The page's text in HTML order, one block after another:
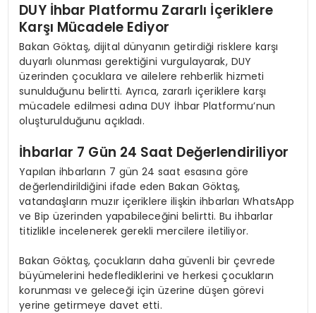
DUY İhbar Platformu Zararlı İçeriklere
Karşı Mücadele Ediyor
Bakan Göktaş, dijital dünyanın getirdiği risklere karşı
duyarlı olunması gerektiğini vurgulayarak, DUY
üzerinden çocuklara ve ailelere rehberlik hizmeti
sunulduğunu belirtti. Ayrıca, zararlı içeriklere karşı
mücadele edilmesi adına DUY İhbar Platformu’nun
oluşturulduğunu açıkladı.
İhbarlar 7 Gün 24 Saat Değerlendiriliyor
Yapılan ihbarların 7 gün 24 saat esasına göre
değerlendirildiğini ifade eden Bakan Göktaş,
vatandaşların muzır içeriklere ilişkin ihbarları WhatsApp
ve Bip üzerinden yapabileceğini belirtti. Bu ihbarlar
titizlikle incelenerek gerekli mercilere iletiliyor.
Bakan Göktaş, çocukların daha güvenli bir çevrede
büyümelerini hedeflediklerini ve herkesi çocukların
korunması ve geleceği için üzerine düşen görevi
yerine getirmeye davet etti.